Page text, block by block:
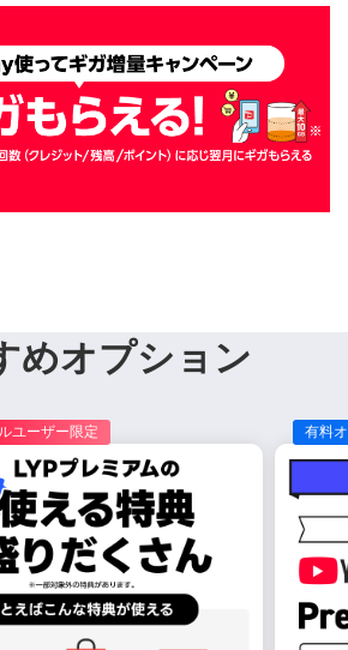
めオプション
ユーザー限定 有料